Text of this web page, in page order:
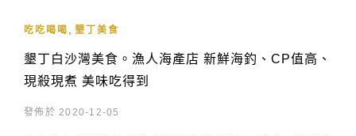
吃吃喝喝 墾丁美食
墾丁白沙灣美食。漁人海產店 新鮮海釣、CP值高、
現殺現煮 美味吃得到
發佈於 2020-12-05